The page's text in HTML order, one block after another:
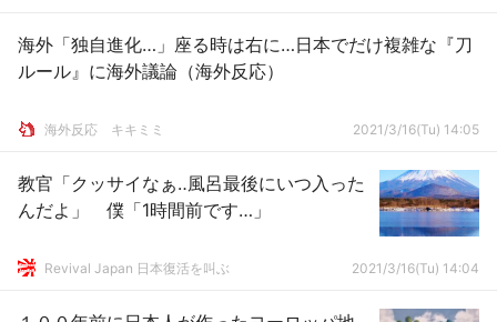
海外「独自進化…」座る時は右に…日本でだけ複雑な『刀
ルール』に海外議論（海外反応）
­海外反応 キキミミ 2021/3/16(Tu) 14:05
教官「クッサイなぁ‥風呂最後にいつ入った
んだよ」 僕「1時間前です…」
Revival Japan 日本復活を叫ぶ 2021/3/16(Tu) 14:04